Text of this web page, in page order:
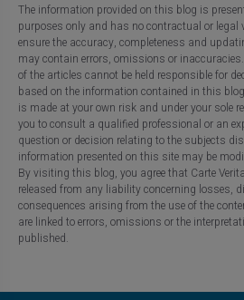
The information provided on this blog is
purposes only and has no contractual or legal
ensure the accuracy, completeness and
may contain errors, omissions or
of the articles cannot be held responsible for
based on the information contained in this
is made at your own risk and under your sole
you to consult a qualified professional or an
question or decision relating to the subjects
information presented on this site may be
By visiting this blog, you agree that Carte
released from any liability concerning losses,
consequences arising from the use of the
are linked to errors, omissions or the
published.